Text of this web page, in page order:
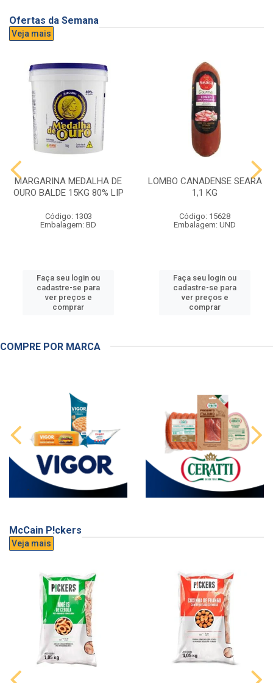
Ofertas da Semana
Veja mais
MARGARINA MEDALHA DE
OURO BALDE 15KG 80% LIP
Código: 1303
Embalagem: BD
Faça seu login ou
cadastre-se para
ver preços e
comprar
LOMBO CANADENSE SEARA
1,1 KG
Código: 15628
Embalagem: UND
Faça seu login ou
cadastre-se para
ver preços e
comprar
COMPRE POR MARCA
McCain P!ckers
Veja mais